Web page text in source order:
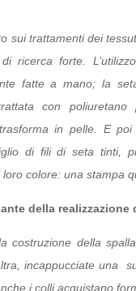
sui trattamenti dei
ricerca forte.
fatte a mano; la
con
in pelle. E
di fili di seta tinti,
colore: una stampa
della realizzazione
costruzione della
incappucciate una
i colli acquistano